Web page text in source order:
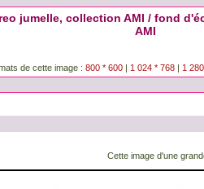
jumelle, collection AMI / fond
AMI
de cette image : 800 * 600| 1 024 * 768 | 1
Cette image d'une